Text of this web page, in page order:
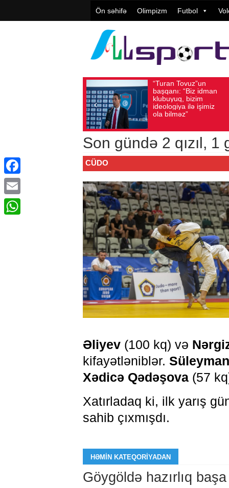
Ön səhifə Olimpizm Futbol
başqanı: “Biz idman
klubuyuq, bizim
ideologiya ilə işimiz
ola bilməz”
Baxış sayı: 187 Avqust 05,
Son gündə 2 qızıl,
CÜDO
Əliyev(100 kq) və
kifayətləniblər.
Xədicə Qədəşova(57
Xatırladaq ki, ilk yarış
sahib çıxmışdı.
HƏMIN KATEQORIYADAN
Göygöldə hazırlıq başa
Facebook
Email